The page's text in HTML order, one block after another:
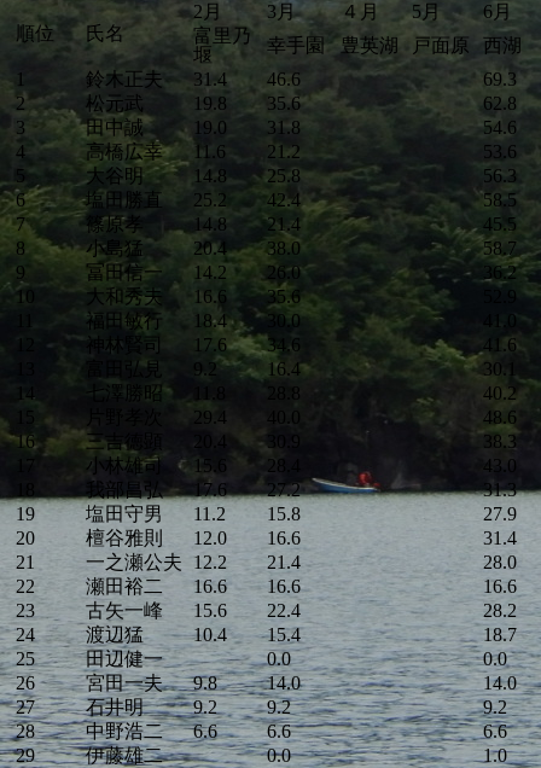
順位 氏名
2月 3月 ４月 5月
6月
富里乃
堰
幸手園 豊英湖 戸面原
西湖
1
鈴木正夫 31.4 46.6
69.3
2
松元武 19.8 35.6
62.8
3
田中誠 19.0 31.8
54.6
4
高橋広幸 11.6 21.2
53.6
5
大谷明 14.8 25.8
56.3
6
塩田勝直 25.2 42.4
58.5
7
篠原孝 14.8 21.4
45.5
8
小島猛 20.4 38.0
58.7
9
冨田信一 14.2 26.0
36.2
10
大和秀夫 16.6 35.6
52.9
福田敏行 18.4 30.0
41.0
神林賢司 17.6 34.6
41.6
富田弘見 9.2 16.4
30.1
14
七澤勝昭 28.8
40.2
29.4
48.6
16
三吉徳顕 20.4
38.3
小林雄司 15.6 28.4
43.0
我部昌弘 17.6 27.2
31.3
19
塩田守男 11.2 15.8
27.9
20
檀谷雅則 12.0 16.6
31.4
21
一之瀬公夫 12.2 21.4
28.0
22
瀬田裕二 16.6 16.6
16.6
23
古矢一峰 15.6 22.4
28.2
24
渡辺猛 10.4 15.4
18.7
25
田辺健一 0.0
0.0
26
宮田一夫 9.8 14.0
14.0
27
石井明 9.2 9.2
9.2
28
中野浩二 6.6 6.6
6.6
29
伊藤雄二 0.0
1.0